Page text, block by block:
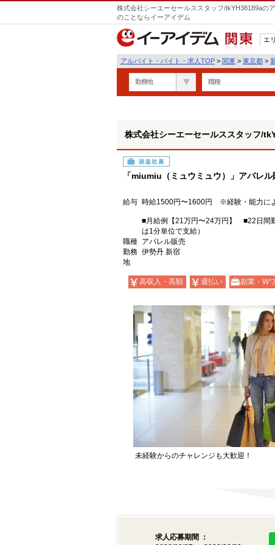
株式会社シーエーセールススタッフ/tkYH38189aの
のことならイーアイデム
関東
エ
アルバイト・バイト・求人TOP > 関東 > 東京都 >
勤務地 職種
株式会社シーエーセールススタッフ/
派遣社員
「miumiu（ミュウミュウ）」アパレル
給与 時給1500円〜1600円 ※経験・能力に
■月給例【21万円〜24万円】 ■22日間
は1分単位で支給）
職種 アパレル販売
勤務
地
伊勢丹 新宿
高収入・高額 週払い 副業・W
未経験からのチャレンジも大歓迎！
求人応募期間 ：